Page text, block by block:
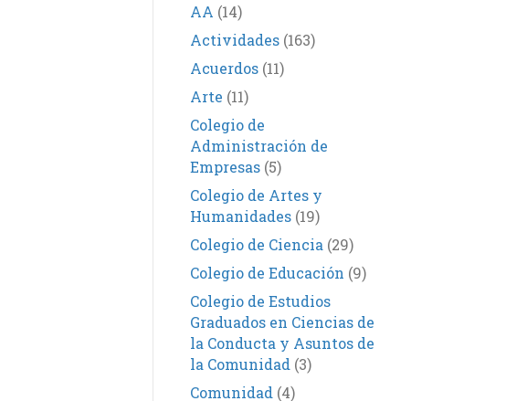
AA (14)
Actividades(163)
Acuerdos(11)
Arte (11)
Colegio de
Administración de
Empresas(5)
Colegio de Artes y
Humanidades(19)
Colegio de Ciencia (29)
Colegio de Educación (9)
Colegio de Estudios
Graduados en Ciencias de
la Conducta y Asuntos de
la Comunidad (3)
Comunidad (4)